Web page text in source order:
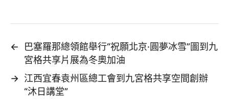
←
巴塞羅那總領館舉行“祝願北京·圓夢冰雪”圖到九
宮格共享片展為冬奧加油
→ 江西宜春袁州區總工會到九宮格共享空間創辦
“沐日講堂”